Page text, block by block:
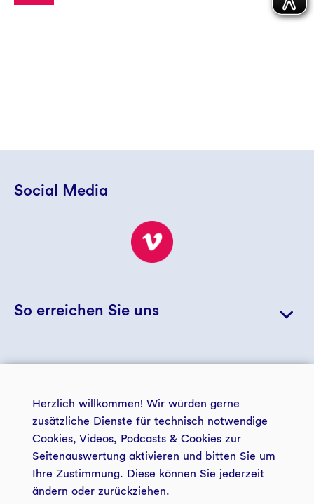
Social Media
So erreichen Sie uns
landwirtschaft@gls-treuhand.de
Zur Kontaktseite
Zukunftsstiftung Landwirtschaft
Impressum
zentrale Datenschutzerklärung
der GLS Treuhand e.V.
Herzlich willkommen! Wir würden gerne
zusätzliche Dienste für technisch notwendige
Cookies, Videos, Podcasts & Cookies zur
Seitenauswertung aktivieren und bitten Sie um
Ihre Zustimmung. Diese können Sie jederzeit
ändern oder zurückziehen.